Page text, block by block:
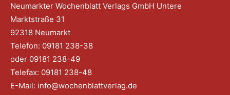
Neumarkter Wochenblatt Verlags GmbH Untere
Marktstraße 31
92318 Neumarkt
Telefon: 09181 238-38
oder 09181 238-49
Telefax: 09181 238-48
E-Mail: info@wochenblattverlag.de